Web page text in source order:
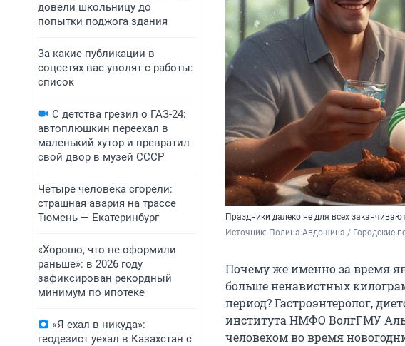
довели школьницу до
попытки поджога здания
За какие публикации в
соцсетях вас уволят с работы:
список
С детства грезил о ГАЗ-24:
автоплюшкин переехал в
маленький хутор и превратил
свой двор в музей СССР
Четыре человека сгорели:
страшная авария на трассе
Тюмень — Екатеринбург
«Хорошо, что не оформили
раньше»: в 2026 году
зафиксирован рекордный
минимум по ипотеке
«Я ехал в никуда»:
геодезист уехал в Казахстан с
Праздники далеко не для всех
Источник: Полина Авдошина / Городские
Почему же именно за время
больше ненавистных
период? Гастроэнтеролог,
института НМФО ВолгГМУ
человеком во время